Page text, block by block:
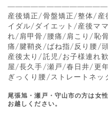
産後矯正/骨盤矯正/整体/
イダル/ダイエット/産後マ
れ/肩甲骨/腰痛/肩こり/恥
痛/腱鞘炎/ばね指/反り腰/
産後太り/託児/お子様連れ
屋/長久手/瀬戸/春日井/更
ぎっくり腰/ストレートネッ
尾張旭・瀬戸・守山市の方は女
お越しください。